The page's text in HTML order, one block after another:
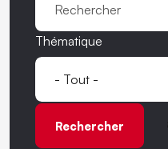
Thématique